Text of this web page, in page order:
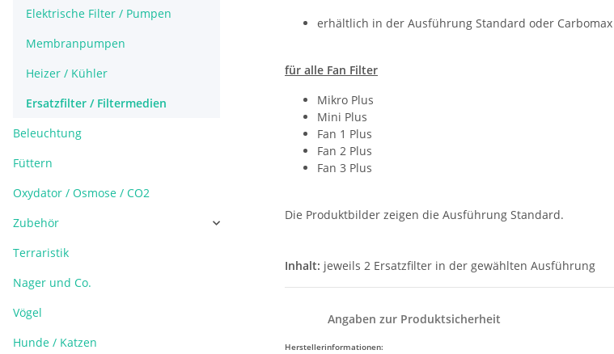
erhältlich in der Ausführung Standard oder Carbomax
für alle Fan Filter
Mikro Plus
Mini Plus
Fan 1 Plus
Fan 2 Plus
Fan 3 Plus
Die Produktbilder zeigen die Ausführung Standard.
Inhalt: jeweils 2 Ersatzfilter in der gewählten Ausführung
Angaben zur Produktsicherheit
Herstellerinformationen:
Elektrische Filter / Pumpen
Membranpumpen
Heizer / Kühler
Ersatzfilter / Filtermedien
Beleuchtung
Füttern
Oxydator / Osmose / CO2
Zubehör
Terraristik
Nager und Co.
Vögel
Hunde / Katzen